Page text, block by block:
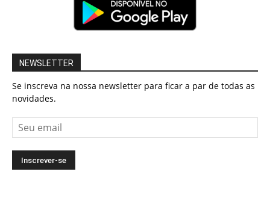
NEWSLETTER
Se inscreva na nossa newsletter para ficar a par de todas as
novidades.